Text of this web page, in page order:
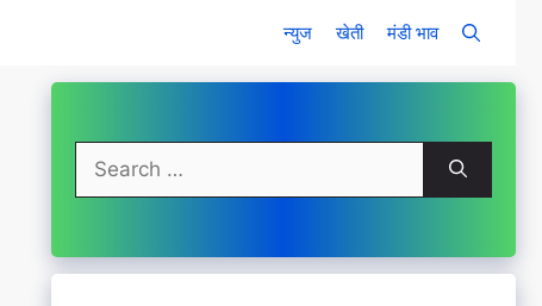
न्युज खेती मंडी भाव
Search
for: